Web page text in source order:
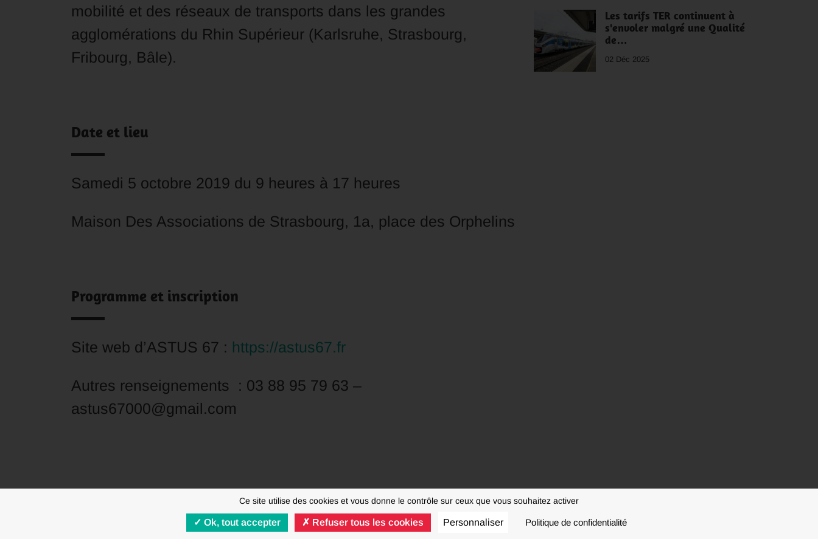
Ce site utilise des cookies et vous donne le contrôle sur ceux que vous souhaitez activer
Ok, tout accepter Refuser tous les cookies Personnaliser Politique de confidentialité
mobilité et des réseaux de transports dans les grandes
agglomérations du Rhin Supérieur (Karlsruhe, Strasbourg,
Fribourg, Bâle).
Date et lieu
Samedi 5 octobre 2019 du 9 heures à 17 heures
Maison Des Associations de Strasbourg, 1a, place des Orphelins
Programme et inscription
Site web d’ASTUS 67 : https://astus67.fr
Autres renseignements : 03 88 95 79 63 –
astus67000@gmail.com
Les tarifs TER continuent à
s'envoler malgré une Qualité
de…
02 Déc 2025
© FNAUT 2020 - 2026 | Tous droits réservés | Made by